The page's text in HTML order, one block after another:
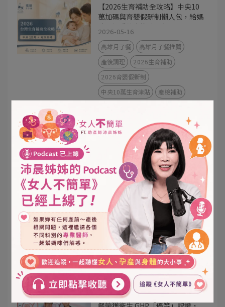
【2026生育補助全攻略】中央10
萬加碼與育嬰假新制懶人包，給媽
咪最溫暖的產後神隊友
2026-05-16
高雄月子餐
高雄月子餐推薦
產後調理
2026生育補助
2026育嬰假新制
中央10萬生育津貼
產檢補助
【高雄月子餐推薦】福韻月子餐 x
高醫岡山院慶，溫馨直擊媽咪的產
後神隊友
2026-05-10
高雄月子餐 月子餐推薦
高醫岡山
產後調理
寶寶爬行比賽 品牌活動
【 高雄月子餐推薦 】狂賀！福韻
月子餐榮獲 2026 市府綠色友善餐
盒優選
2026-04-28
高雄月子餐 月子餐推薦
專為媽咪把關的高標準！福韻月子